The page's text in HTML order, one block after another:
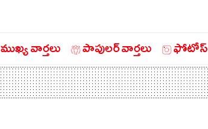
ముఖ్య వార్తలు పాపులర్ వార్తలు ఫోటోస్